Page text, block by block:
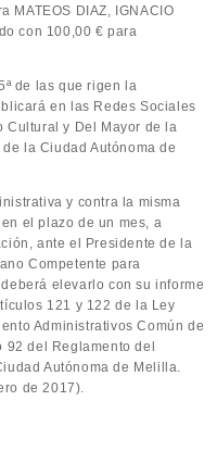
MATEOS DIAZ, IGNACIO
con 100,00 € para
de las que rigen la
en las Redes Sociales
Cultural y Del Mayor de la
la Ciudad Autónoma de
y contra la misma
el plazo de un mes, a
ante el Presidente de la
Competente para
elevarlo con su informe
121 y 122 de la Ley
Administrativos Común de
92 del Reglamento del
Autónoma de Melilla.
de 2017).